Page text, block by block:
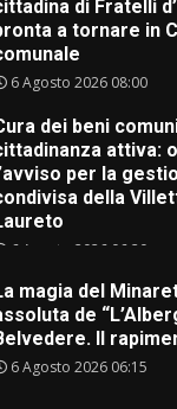
di Fratelli
a tornare in
6 Agosto 2026 08:00
dei beni
attiva:
per la
della
6 Agosto 2026 06:20
magia del
de
Il
6 Agosto 2026 06:15